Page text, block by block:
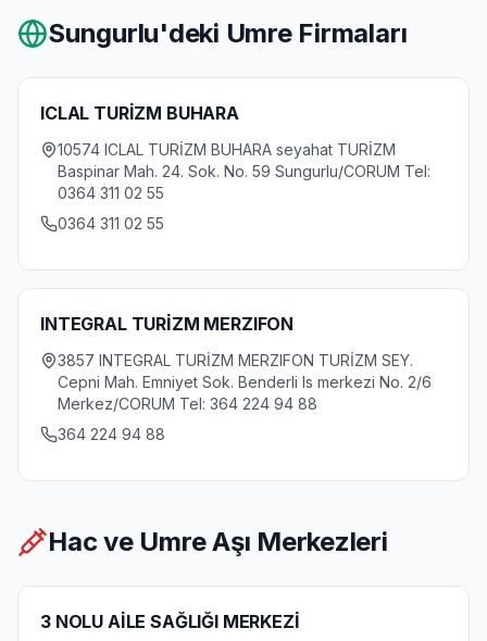
Sungurlu'deki Umre Firmaları
ICLAL TURİZM BUHARA
10574 ICLAL TURİZM BUHARA seyahat TURİZM
Baspinar Mah. 24. Sok. No. 59 Sungurlu/CORUM Tel:
0364 311 02 55
0364 311 02 55
INTEGRAL TURİZM MERZIFON
3857 INTEGRAL TURİZM MERZIFON TURİZM SEY.
Cepni Mah. Emniyet Sok. Benderli Is merkezi No. 2/6
Merkez/CORUM Tel: 364 224 94 88
364 224 94 88
Hac ve Umre Aşı Merkezleri
3 NOLU AİLE SAĞLIĞI MERKEZİ